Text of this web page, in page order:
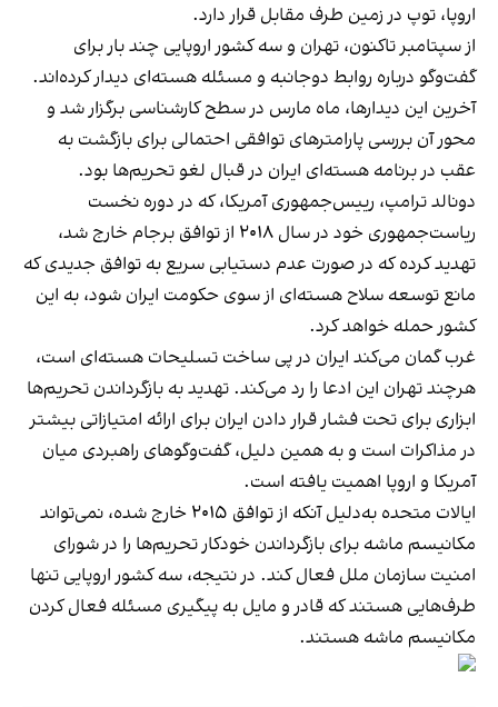
اروپا، توپ در زمین طرف مقابل قرار دارد.
از سپتامبر تاکنون، تهران و سه کشور اروپایی چند بار برای
گفت‌وگو درباره روابط دوجانبه و مسئله هسته‌ای دیدار کرده‌اند.
آخرین این دیدارها، ماه مارس در سطح کارشناسی برگزار شد و
محور آن بررسی پارامترهای توافقی احتمالی برای بازگشت به
عقب در برنامه هسته‌ای ایران در قبال لغو تحریم‌ها بود.
دونالد ترامپ، رییس‌جمهوری آمریکا، که در دوره نخست
ریاست‌جمهوری خود در سال ۲۰۱۸ از توافق برجام خارج شد،
تهدید کرده که در صورت عدم دستیابی سریع به توافق جدیدی که
مانع توسعه سلاح هسته‌ای از سوی حکومت ایران شود، به این
کشور حمله خواهد کرد.
غرب گمان می‌کند ایران در پی ساخت تسلیحات هسته‌ای است،
هرچند تهران این ادعا را رد می‌کند. تهدید به بازگرداندن تحریم‌ها
ابزاری برای تحت فشار قرار دادن ایران برای ارائه امتیازاتی بیشتر
در مذاکرات است و به همین دلیل، گفت‌وگوهای راهبردی میان
آمریکا و اروپا اهمیت یافته است.
ایالات متحده به‌دلیل آنکه از توافق ۲۰۱۵ خارج شده، نمی‌تواند
مکانیسم ماشه برای بازگرداندن خودکار تحریم‌ها را در شورای
امنیت سازمان ملل فعال کند. در نتیجه، سه کشور اروپایی تنها
طرف‌هایی هستند که قادر و مایل به پیگیری مسئله فعال کردن
مکانیسم ماشه هستند.